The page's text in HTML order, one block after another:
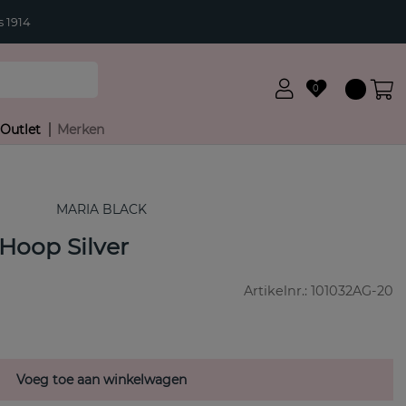
0
Outlet Merken
MARIA BLACK
Silver
Artikelnr.: 101032AG-20
Voeg toe aan winkelwagen